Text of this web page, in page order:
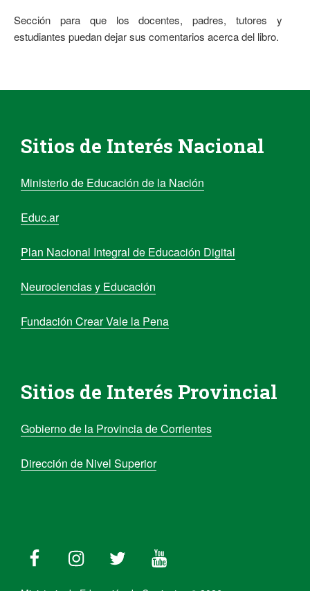
Sección para que los docentes, padres, tutores y
estudiantes puedan dejar sus comentarios acerca del libro.
Sitios de Interés Nacional
Ministerio de Educación de la Nación
Educ.ar
Plan Nacional Integral de Educación Digital
Neurociencias y Educación
Fundación Crear Vale la Pena
Sitios de Interés Provincial
Gobierno de la Provincia de Corrientes
Dirección de Nivel Superior